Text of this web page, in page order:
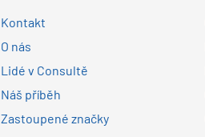
Kontakt
O nás
Lidé v Consultě
Náš příběh
Zastoupené značky